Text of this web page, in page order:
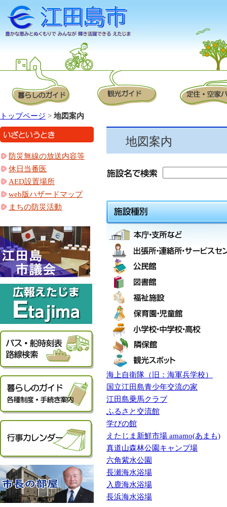
トップページ > 地図案内
地図案内
海上自衛隊（旧：海軍兵学校）
国立江田島青少年交流の家
江田島乗馬クラブ
ふるさと交流館
学びの館
えたじま新鮮市場 amamo(あまも)
真道山森林公園キャンプ場
六角紫水公園
長瀬海水浴場
入鹿海水浴場
長浜海水浴場
防災無線の放送内容等
休日当番医
AED設置場所
web版ハザードマップ
まちの防災活動